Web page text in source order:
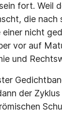
fort. Weil
die nach
nicht
vor auf
und
der Zyklus